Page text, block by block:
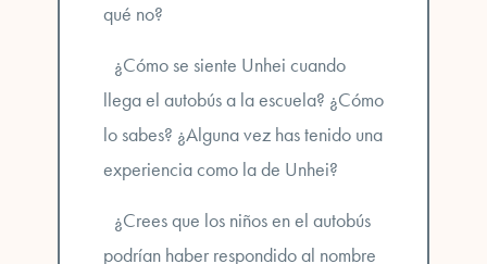
qué no?
¿Cómo se siente Unhei cuando
llega el autobús a la escuela? ¿Cómo
lo sabes? ¿Alguna vez has tenido una
experiencia como la de Unhei?
¿Crees que los niños en el autobús
podrían haber respondido al nombre